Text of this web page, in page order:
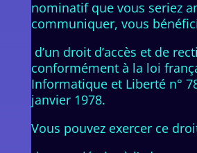
nominatif que vous seriez
communiquer, vous
d’un droit d’accès et de
conformément à la loi
Informatique et Liberté n°
janvier 1978.
Vous pouvez exercer ce